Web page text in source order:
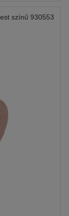
színű 930553